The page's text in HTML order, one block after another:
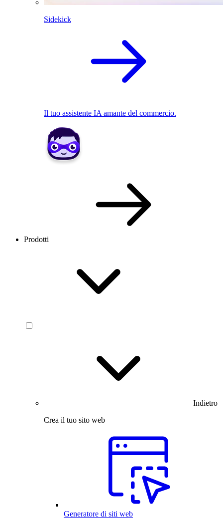
Sidekick
Il tuo assistente IA amante del commercio.
Prodotti
Indietro
Crea il tuo sito web
Generatore di siti web